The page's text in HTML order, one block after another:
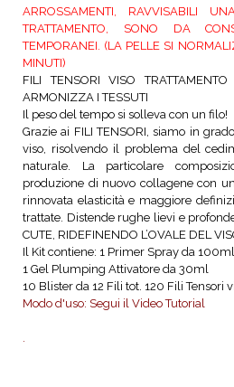
ARROSSAMENTI, RAVVISABILI
TRATTAMENTO, SONO DA
TEMPORANEI. (LA PELLE SI
MINUTI)
FILI TENSORI VISOTRATTAMENTO
ARMONIZZA I TESSUTI
Il peso del tempo si solleva con un filo!
Grazie ai FILI TENSORI, siamo in
viso, risolvendo il problema del
naturale. La particolare
produzione di nuovo collagene con
rinnovata elasticità e maggiore
trattate. Distende rughe lievi e
CUTE, RIDEFINENDO L’OVALE DEL
Il Kit contiene: 1 Primer Spray da 100ml
1 Gel Plumping Attivatore da 30ml
10 Blister da 12 Fili tot. 120 Fili Tensori
Modo d'uso: Segui il Video Tutorial